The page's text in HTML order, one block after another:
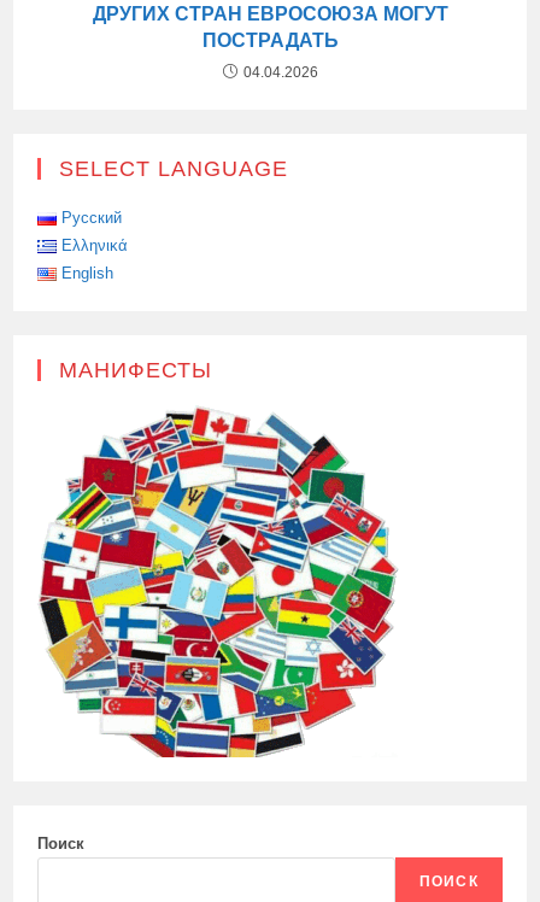
ДРУГИХ СТРАН ЕВРОСОЮЗА МОГУТ
ПОСТРАДАТЬ
04.04.2026
SELECT LANGUAGE
Русский
Ελληνικά
English
МАНИФЕСТЫ
Поиск
ПОИСК